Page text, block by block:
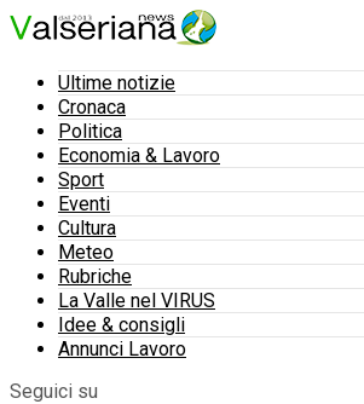
Ultime notizie
Cronaca
Politica
Economia & Lavoro
Sport
Eventi
Cultura
Meteo
Rubriche
La Valle nel VIRUS
Idee & consigli
Annunci Lavoro
Seguici su